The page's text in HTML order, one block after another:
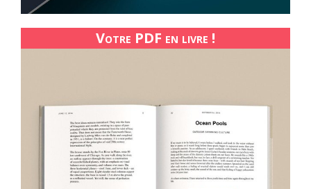
Votre PDF en livre !